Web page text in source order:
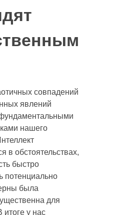
совпадений
явлений
нашего
в обстоятельствах,
быстро
потенциально
была
для
у нас